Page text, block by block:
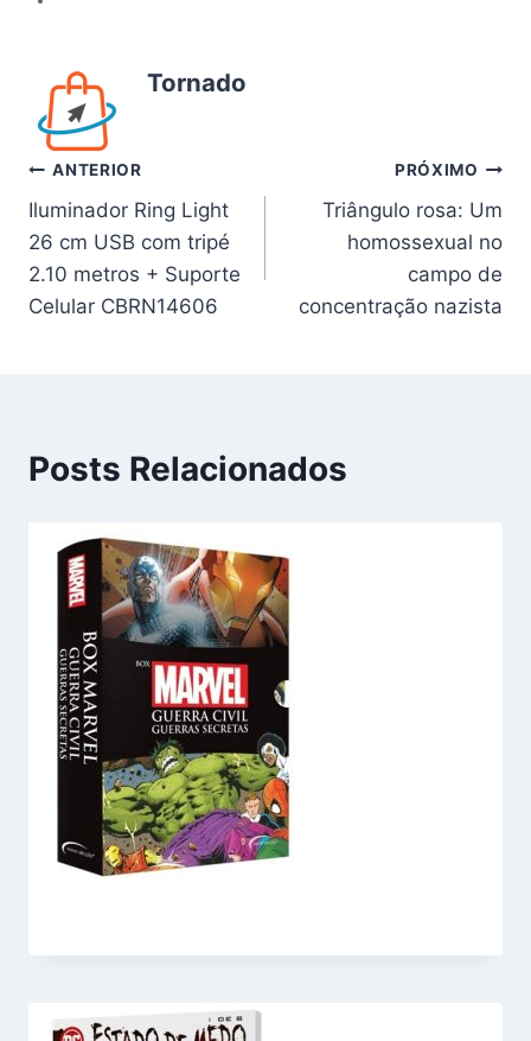
Tornado
Navegação
de
Post
ANTERIOR
Iluminador Ring Light
26 cm USB com tripé
2.10 metros + Suporte
Celular CBRN14606
PRÓXIMO
Triângulo rosa: Um
homossexual no
campo de
concentração nazista
Posts Relacionados